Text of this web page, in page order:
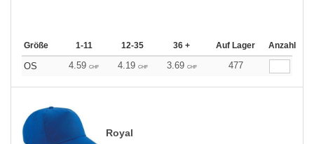
Größe 1-11 12-35 36 + Auf Lager Anzahl
OS 4.59 CHF 4.19 CHF 3.69 CHF 477
Royal